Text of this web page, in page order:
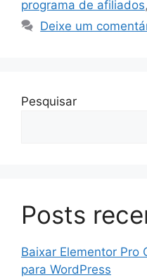
programa de afiliados,
Deixe um
Pesquisar
Posts
Baixar Elementor Pro
para WordPress